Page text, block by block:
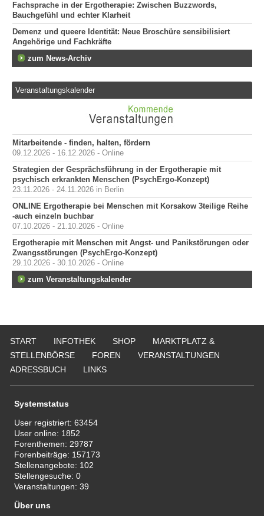
Fachsprache in der Ergotherapie: Zwischen Buzzwords,
Bauchgefühl und echter Klarheit
Demenz und queere Identität: Neue Broschüre sensibilisiert
Angehörige und Fachkräfte
zum News-Archiv
Veranstaltungskalender
Mitarbeitende - finden, halten, fördern
09.12.2026 - 16.12.2026 - Online
Strategien der Gesprächsführung in der Ergotherapie mit
psychisch erkrankten Menschen (PsychErgo-Konzept)
23.11.2026 - 24.11.2026 in Berlin
ONLINE Ergotherapie bei Menschen mit Korsakow 3teilige Reihe
-auch einzeln buchbar
07.10.2026 - 21.10.2026 - Online
Ergotherapie mit Menschen mit Angst- und Panikstörungen oder
Zwangsstörungen (PsychErgo-Konzept)
29.10.2026 - 30.10.2026 - Online
zum Veranstaltungskalender
START INFOTHEK SHOP
MARKTPLATZ &
STELLENBÖRSE
FOREN
VERANSTALTUNGEN
ADRESSBUCH
LINKS
Systemstatus
User registriert:63454
User online: 1852
Forenthemen: 29787
Forenbeiträge: 157173
Stellenangebote: 102
Stellengesuche:0
Veranstaltungen:39
Über uns